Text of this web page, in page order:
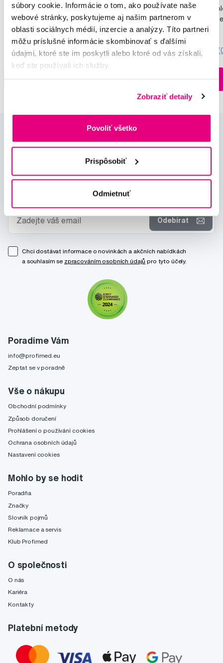
súbory cookie. Informácie o tom, ako používate naše
webové stránky, poskytujeme aj našim partnerom v
oblasti sociálnych médií, inzercie a analýzy. Títo partneri
môžu príslušné informácie skombinovať s ďalšími
údajmi, ktoré ste im poskytli alebo ktoré od vás získali,
keď ste používali ich služby.
Zobraziť detaily
Povoliť všetko
Prispôsobiť
Odmietnuť
SMILLE Sonic Brush - Prémiová sonická
kefka s kónickými vláknami SANGI, biela
149,99 €
5,0 /5 (27x)
Do košíku
Pop Instant Teeth
pre okamžitý bieliaci
10,90 €
0,0
Do košíku
Poradíme Vám
info@profimed.eu
Zeptat se v poradně
Vše o nákupu
Obchodní podmínky
Způsob doručení
Prohlášení o používání cookies
Ochrana osobních údajů
Nastavení cookies
Mohlo by se hodit
Poradňa
Značky
Slovník pojmů
Reklamace a servis
Klub Profimed
O společnosti
O nás
Kariéra
Kontakty
Platební metody
Odebírat
Chci dostávat informace o novinkách a akčních nabídkách
a souhlasím se zpracováním osobních údajů pro tyto účely.